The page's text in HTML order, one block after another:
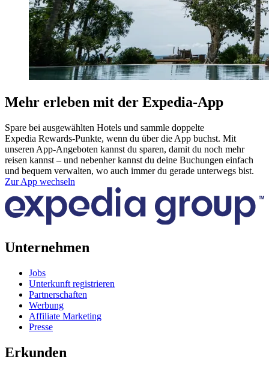
Mehr erleben mit der Expedia-App
Spare bei ausgewählten Hotels und sammle doppelte
Expedia Rewards-Punkte, wenn du über die App buchst. Mit
unseren App-Angeboten kannst du sparen, damit du noch mehr
reisen kannst – und nebenher kannst du deine Buchungen einfach
und bequem verwalten, wo auch immer du gerade unterwegs bist.
Zur App wechseln
Unternehmen
Jobs
Unterkunft registrieren
Partnerschaften
Werbung
Affiliate Marketing
Presse
Erkunden